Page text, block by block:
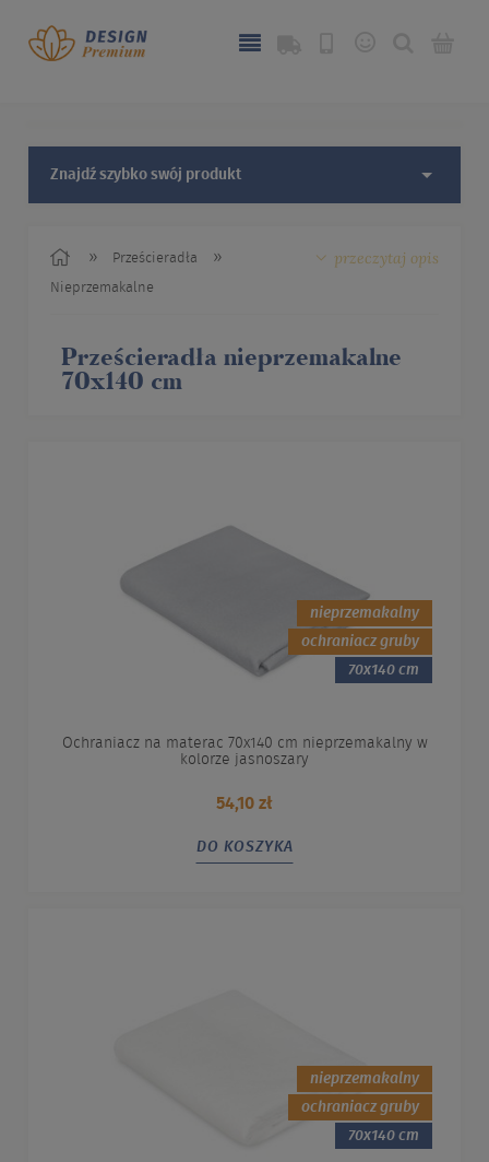
Znajdź szybko swój produkt
» Prześcieradła »
Nieprzemakalne
przeczytaj opis
Prześcieradła nieprzemakalne
70x140 cm
nieprzemakalny
ochraniacz gruby
70x140 cm
Ochraniacz na materac 70x140 cm nieprzemakalny w
kolorze jasnoszary
54,10 zł
DO KOSZYKA
nieprzemakalny
ochraniacz gruby
70x140 cm